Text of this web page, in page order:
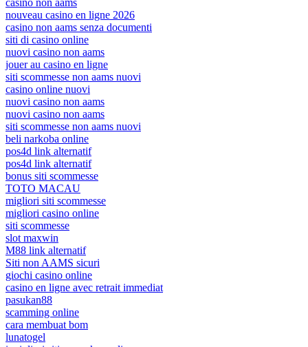
nouveau casino en ligne 2026
casino non aams senza documenti
siti di casino online
nuovi casino non aams
jouer au casino en ligne
siti scommesse non aams nuovi
casino online nuovi
nuovi casino non aams
nuovi casino non aams
siti scommesse non aams nuovi
beli narkoba online
pos4d link alternatif
pos4d link alternatif
bonus siti scommesse
TOTO MACAU
migliori siti scommesse
migliori casino online
siti scommesse
slot maxwin
M88 link alternatif
Siti non AAMS sicuri
giochi casino online
casino en ligne avec retrait immediat
pasukan88
scamming online
cara membuat bom
lunatogel